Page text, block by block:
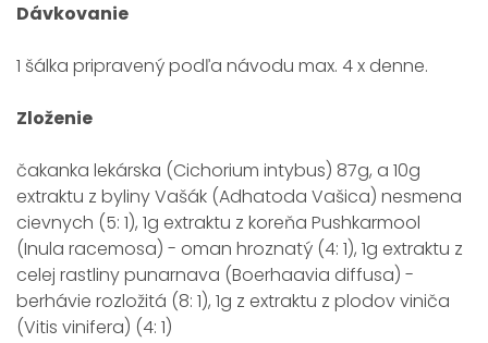
Dávkovanie
1 šálka pripravený podľa návodu max. 4 x denne.
Zloženie
čakanka lekárska (Cichorium intybus) 87g, a 10g
extraktu z byliny Vašák (Adhatoda Vašica) nesmena
cievnych (5: 1), 1g extraktu z koreňa Pushkarmool
(Inula racemosa) - oman hroznatý (4: 1), 1g extraktu z
celej rastliny punarnava (Boerhaavia diffusa) -
berhávie rozložitá (8: 1), 1g z extraktu z plodov viniča
(Vitis vinifera) (4: 1)